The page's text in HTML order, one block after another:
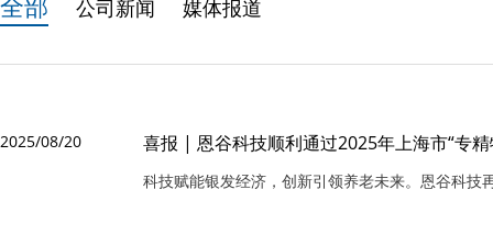
公司新闻 媒体报道
2025/08/20 喜报 | 恩谷科技顺利通过2025年上海市“专精
科技赋能银发经济，创新引领养老未来。恩谷科技